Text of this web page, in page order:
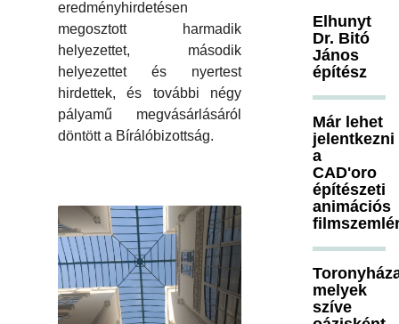
eredményhirdetésen
megosztott harmadik
helyezettet, második
helyezettet és nyertest
hirdettek, és további négy
pályamű megvásárlásáról
döntött a Bírálóbizottság.
Elhunyt
Dr. Bitó
János
építész
Már lehet
jelentkezni
a
CAD'oro
építészeti
animációs
melyek
szíve